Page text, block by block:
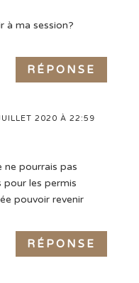
à ma session?
RÉPONSE
2020 À 22:59
ne pourrais pas
pour les permis
pouvoir revenir
RÉPONSE